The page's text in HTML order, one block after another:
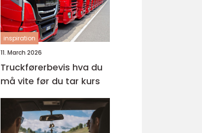
inspiration
11. March 2026
Truckførerbevis hva du
må vite før du tar kurs